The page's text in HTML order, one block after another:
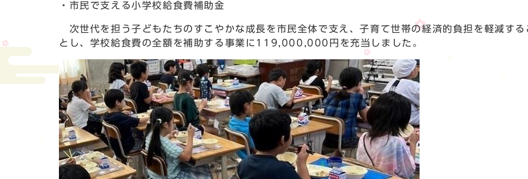
・市民で支える小学校給食費補助金
次世代を担う子どもたちのすこやかな成長を市民全体で支え、子育て世帯の経済的負担を軽減する
とし、学校給食費の全額を補助する事業に119,000,000円を充当しました。